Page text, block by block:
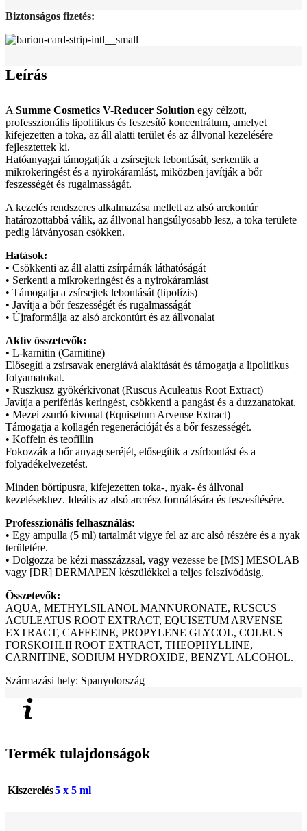
Biztonságos fizetés:
Leírás
A Summe Cosmetics V-Reducer Solution egy célzott,
professzionális lipolitikus és feszesítő koncentrátum, amelyet
kifejezetten a toka, az áll alatti terület és az állvonal kezelésére
fejlesztettek ki.
Hatóanyagai támogatják a zsírsejtek lebontását, serkentik a
mikrokeringést és a nyirokáramlást, miközben javítják a bőr
feszességét és rugalmasságát.
A kezelés rendszeres alkalmazása mellett az alsó arckontúr
határozottabbá válik, az állvonal hangsúlyosabb lesz, a toka területe
pedig látványosan csökken.
Hatások:
• Csökkenti az áll alatti zsírpárnák láthatóságát
• Serkenti a mikrokeringést és a nyirokáramlást
• Támogatja a zsírsejtek lebontását (lipolízis)
• Javítja a bőr feszességét és rugalmasságát
• Újraformálja az alsó arckontúrt és az állvonalat
Aktív összetevők:
• L-karnitin (Carnitine)
Elősegíti a zsírsavak energiává alakítását és támogatja a lipolitikus
folyamatokat.
• Ruszkusz gyökérkivonat (Ruscus Aculeatus Root Extract)
Javítja a perifériás keringést, csökkenti a pangást és a duzzanatokat.
• Mezei zsurló kivonat (Equisetum Arvense Extract)
Támogatja a kollagén regenerációját és a bőr feszességét.
• Koffein és teofillin
Fokozzák a bőr anyagcseréjét, elősegítik a zsírbontást és a
folyadékelvezetést.
Minden bőrtípusra, kifejezetten toka-, nyak- és állvonal
kezelésekhez. Ideális az alsó arcrész formálására és feszesítésére.
Professzionális felhasználás:
• Egy ampulla (5 ml) tartalmát vigye fel az arc alsó részére és a nyak
területére.
• Dolgozza be kézi masszázzsal, vagy vezesse be [MS] MESOLAB
vagy [DR] DERMAPEN készülékkel a teljes felszívódásig.
Összetevők:
AQUA, METHYLSILANOL MANNURONATE, RUSCUS
ACULEATUS ROOT EXTRACT, EQUISETUM ARVENSE
EXTRACT, CAFFEINE, PROPYLENE GLYCOL, COLEUS
FORSKOHLII ROOT EXTRACT, THEOPHYLLINE,
CARNITINE, SODIUM HYDROXIDE, BENZYL ALCOHOL.
Származási hely: Spanyolország
Termék tulajdonságok
Kiszerelés5 x 5 ml